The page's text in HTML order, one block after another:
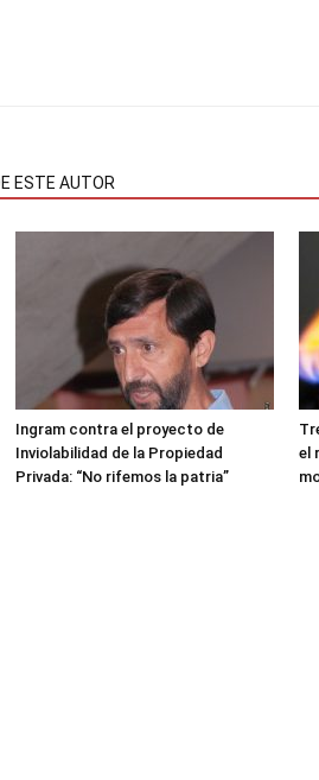
ESTE AUTOR
Ingram contra el proyecto de
Inviolabilidad de la Propiedad
Privada: “No rifemos la patria”
el